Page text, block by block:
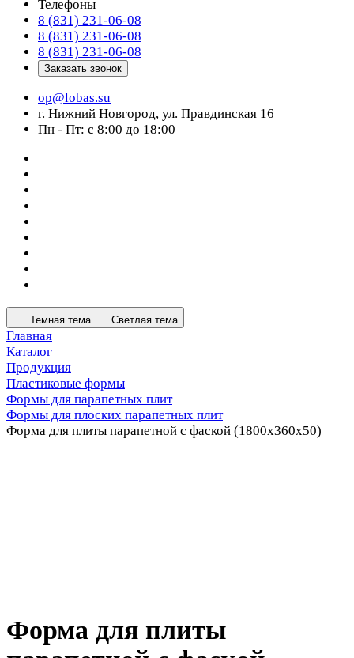
Телефоны
8 (831) 231-06-08
8 (831) 231-06-08
8 (831) 231-06-08
Заказать звонок
op@lobas.su
г. Нижний Новгород, ул. Правдинская 16
Пн - Пт: с 8:00 до 18:00
Темная тема Светлая тема
Главная
Каталог
Продукция
Пластиковые формы
Формы для парапетных плит
Формы для плоских парапетных плит
Форма для плиты парапетной с фаской (1800x360x50)
Форма для плиты